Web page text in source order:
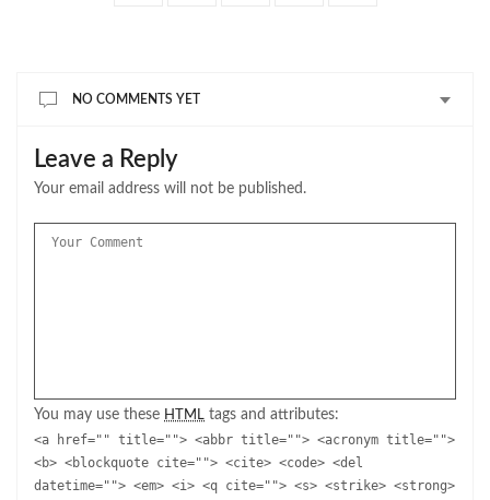
NO COMMENTS YET
Leave a Reply
Your email address will not be published.
You may use these HTML tags and attributes:
<a href="" title=""> <abbr title=""> <acronym title="">
<b> <blockquote cite=""> <cite> <code> <del
datetime=""> <em> <i> <q cite=""> <s> <strike> <strong>